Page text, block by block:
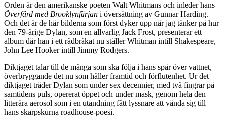
Orden är den amerikanske poeten Walt Whitmans och inleder hans
Överfärd med Brooklynfärjan i översättning av Gunnar Harding.
Och det är de här bilderna som först dyker upp när jag tänker på hur
den 79-årige Dylan, som en allvarlig Jack Frost, presenterar ett
album där han i ett rådbråkat nu ställer Whitman intill Shakespeare,
John Lee Hooker intill Jimmy Rodgers.
Diktjaget talar till de många som ska följa i hans spår över vattnet,
överbryggande det nu som håller framtid och förflutenhet. Ur det
diktjaget träder Dylan som under sex decennier, med två fingrar på
samtidens puls, opererat öppet och under mask, genom hela den
litterära aerosol som i en utandning fått lyssnare att vända sig till
hans skarpskurna roadhouse-poesi.